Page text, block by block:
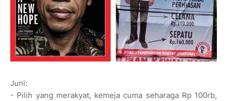
Juni:
- Pilih yang merakyat, kemeja cuma seharaga Rp 100rb,